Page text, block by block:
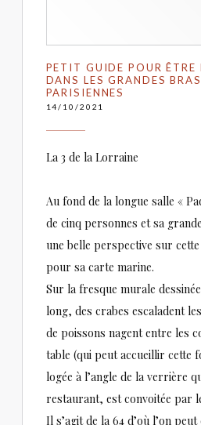
PETIT GUIDE POUR ÊTRE
DANS LES GRANDES
PARISIENNES
14/10/2021
La 3 de la Lorraine
Au fond de la longue salle «
de cinq personnes et sa
une belle perspective sur
pour sa carte marine.
Sur la fresque murale
long, des crabes escaladent
de poissons nagent entre les
table (qui peut accueillir cette
logée à l’angle de la verrière
restaurant, est convoitée par
Il s’agit de la 64 d’où l’on